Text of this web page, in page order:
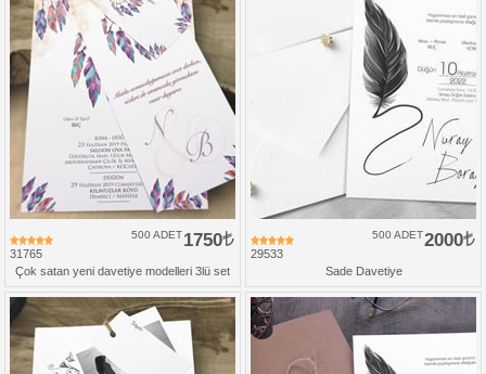
31765
1750
500 ADET
Çok satan yeni davetiye modelleri 3lü set
29533
2000
500 ADET
Sade Davetiye